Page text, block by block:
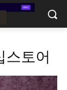
스토어